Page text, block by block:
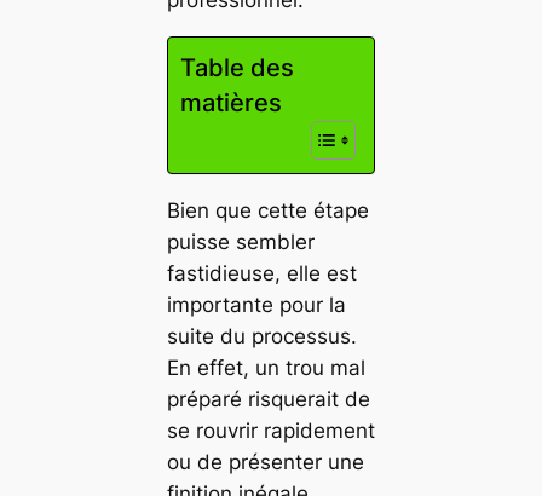
Table des
matières
Bien que cette étape
puisse sembler
fastidieuse, elle est
importante pour la
suite du processus.
En effet, un trou mal
préparé risquerait de
se rouvrir rapidement
ou de présenter une